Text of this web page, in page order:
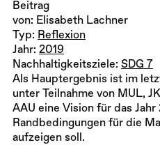
Beitrag
von: Elisabeth Lachner
Typ: Reflexion
Jahr: 2019
Nachhaltigkeitsziele: SDG 7
Als Hauptergebnis ist im
unter Teilnahme von MUL,
AAU eine Vision für das
Randbedingungen für die
aufzeigen soll.